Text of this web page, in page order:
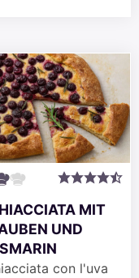
MIT
UND
con l'uva